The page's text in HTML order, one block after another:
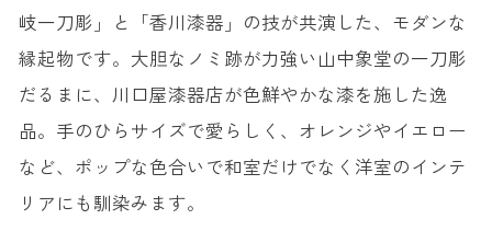
岐一刀彫」と「香川漆器」の技が共演した、モダンな
縁起物です。大胆なノミ跡が力強い山中象堂の一刀彫
だるまに、川口屋漆器店が色鮮やかな漆を施した逸
品。手のひらサイズで愛らしく、オレンジやイエロー
など、ポップな色合いで和室だけでなく洋室のインテ
リアにも馴染みます。